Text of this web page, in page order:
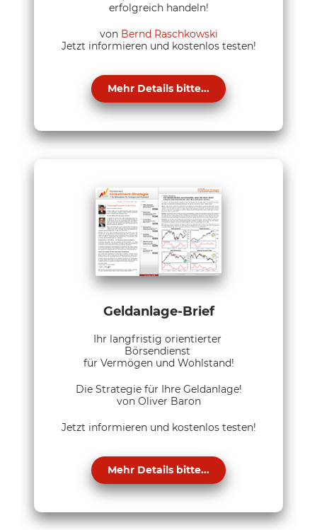
erfolgreich handeln!
von Bernd Raschkowski
Jetzt informieren und kostenlos testen!
Mehr Details bitte...
Geldanlage-Brief
Ihr langfristig orientierter
Börsendienst
für Vermögen und Wohlstand!
Die Strategie für Ihre Geldanlage!
von Oliver Baron
Jetzt informieren und kostenlos testen!
Mehr Details bitte...